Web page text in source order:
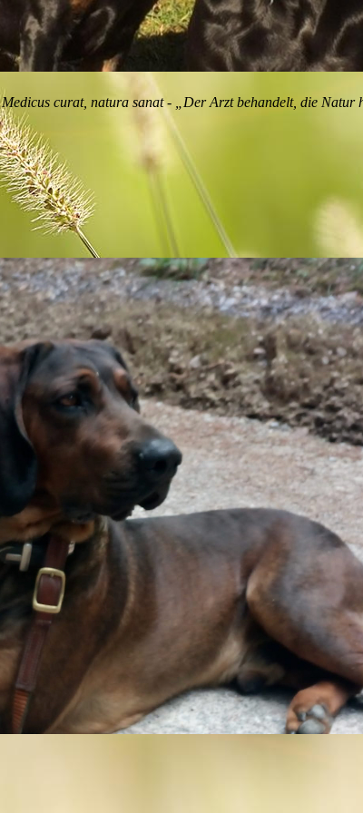
Medicus curat, natura sanat - „Der Arzt behandelt, die Natur